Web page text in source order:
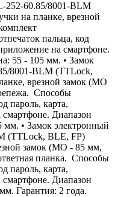
252-60.85/8001-BLM
на планке, врезной
пальца, код
на смартфоне.
55 - 105 мм. • Замок
8001-BLM (TTLock,
врезной замок (МО
Способы
пароль, карта,
Диапазон
мм. • Замок электронный
(TTLock, BLE, FP)
замок (МО - 85 мм,
планка. Способы
пароль, карта,
Диапазон
Гарантия: 2 года.